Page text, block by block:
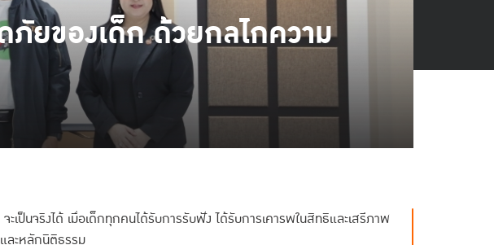
ภัยของเด็ก ด้วยกลไกความ
จะเป็นจริงได้ เมื่อเด็กทุกคนได้รับการรับฟัง ได้รับการเคารพในสิทธิและเสรีภาพ
ละหลักนิติธรรม